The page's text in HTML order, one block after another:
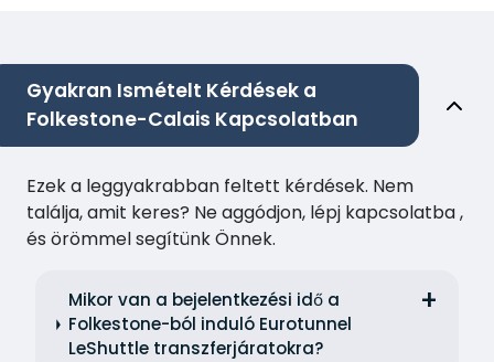
Gyakran Ismételt Kérdések a
Folkestone-Calais Kapcsolatban
Ezek a leggyakrabban feltett kérdések. Nem
találja, amit keres? Ne aggódjon, lépj kapcsolatba ,
és örömmel segítünk Önnek.
Mikor van a bejelentkezési idő a
Folkestone-ból induló Eurotunnel
LeShuttle transzferjáratokra?